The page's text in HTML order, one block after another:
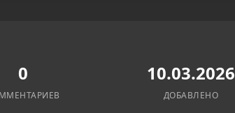
0 10.03.2026
ДОБАВЛЕНО